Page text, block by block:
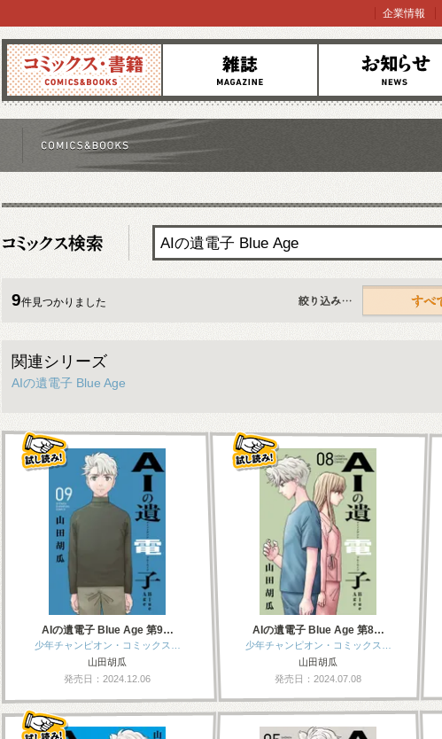
コミックス 雑誌 お知らせ
企業情報
9件見つかりました
すべて
関連シリーズ
AIの遺電子 Blue Age
AIの遺電子 Blue Age 第9…
少年チャンピオン・コミックス…
山田胡瓜
発売日：2024.12.06
AIの遺電子 Blue Age 第8…
少年チャンピオン・コミックス…
山田胡瓜
発売日：2024.07.08